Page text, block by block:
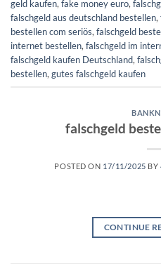
geld kaufen, fake money euro,
falschgeld aus deutschland bestellen,
bestellen com seriös​, falschgeld
internet bestellen​, falschgeld im
falschgeld kaufen Deutschland,
bestellen​, gutes falschgeld kaufen
falschgeld
POSTED ON 17/11/2025 BY
CONTINUE